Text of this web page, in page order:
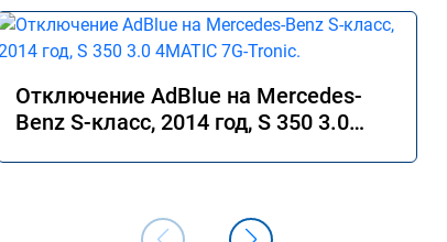
Отключение AdBlue на Mercedes-
Benz S-класс, 2014 год, S 350 3.0